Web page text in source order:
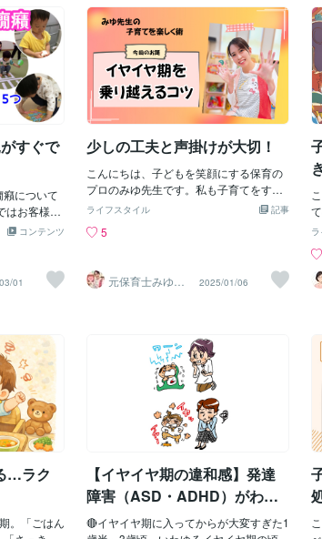
100点の
り越えなく
られたね」
一日♡そう
る気がし
ろぞろ人がいてベビーカーを走らせるの
も一苦労エレベーターを上ったり下りた
りを繰り返し なんとか駅を脱出そして
そのまま家に向かって歩き出す朝おやつ
の時間だったので おやつを欲しがるこ
たぷんこんなこともあろうかと常日頃か
ら備えているのですよとドヤ顔のわたし
は かばんから野菜家族（せんべい）を
取り出すおせんべいを両手に電車を眺め
ん。 私も、
れられ難
ども達が自
自我」の発
ります。
うせなら
ポイントを
「イヤイヤ
また別の
ていますの
てもらえ
受付中！
子育てに
っと楽し
子どもと関
士の資格
僕に育児相
！ チャッ
用下さい。
ー！結
も必ず訪れ
言葉では
。 おそら
抗期」は
す。なんだ
じゃない
。あの皆
とっても多いのではないでしょうか？実
は先日、SNSで全国のパパママを救う
「有益すぎる情報」がシェアされていま
した。歯科衛生士の義理のお母様から教
わったというその方法、現役保育士の私
も「まさにその通り！」と首がもげるほ
ど頷いた、魔法のライフハックなんです
✨今日はそれをご紹介します。歯磨き大
号泣プロレスを回避する「魔法の習慣」
頃から、お風呂のついでに濡れガーゼで
歯茎を優しく拭いてあげること】！たっ
たこれだけです😳なぜ0歳からの「ガー
ゼ拭き」が良いの？これには、保育の観
キリ！まだ歯が生えていなくても、お口
の中にはミルクのカスなどが残っていま
口を触られること」に慣れる！（←これ
が超重要✨）赤ちゃんにとって、お口の
中はとってもデリケートな場所。いきな
り硬い歯ブラシを入れられたら、誰だっ
てビックリしてパニックになりますよ
ね。でも、0歳の頃からお風呂のリラック
スした時間にお口周りや歯茎を優しく触
れる＝怖くない」とインプットされま
す。【保育現場でも実感し
すぐで
癪について
はお客様の
的なアドバ
くてどう
悩みを持つ
子育てで実
今すぐ取
います。
る方の 参
コンテンツ
01
少しの工夫と声掛けが大切！
こんにちは、子どもを笑顔にする保育の
プロのみゆ先生です。私も子育てをする
中で悩んだイヤイヤ期…。うちの子は
てくれませんでした（笑）そしてスーパ
「今日は買わないよ。おうちにあるよ」
と言うと「ママ嫌い！買って欲しい！歩
生えてくるため、好き嫌いがはっきりし
てくる年齢です。なので「これ嫌い。こ
れはいらない」と昨日は好き！と食べて
いたものを急に食べなくなることも多々
ありました。これがイヤイヤ期です。イ
ヤイヤ期とは自分の気持ちを通そうとし
たり、自己主張が強くなることを言いま
す。なので１番大切なことは『否定しな
い！』です。ですよね（笑）時間がない
時や余裕のない時は特に無理です。私も
初めはイライラしてしまうこともありま
した。でも少しの工夫と声掛けを変えた
ら、イライラすることも子供が癇癪を起
記事
ライフスタイル
5
元保育士みゆ先
生〜子どもを笑
2025/01/06
…ラク
。「ごはん
【イヤイヤ期の違和感】発達
障害（ASD・ADHD）がわか
るまで①
🔴イヤイヤ期に入ってからが大変すぎた1